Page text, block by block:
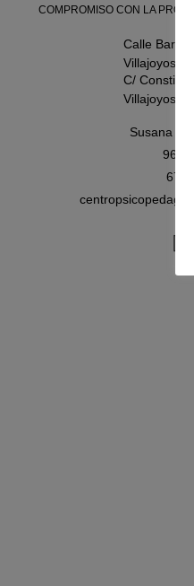
COMPROMISO CON LA
Calle
Villajoyosa
C/
Villajoyosa
Susana
96
678